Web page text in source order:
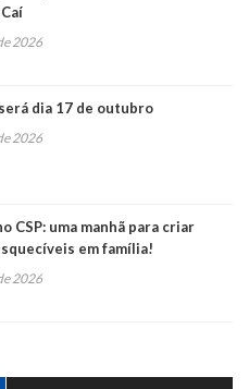
2026
dia 17 de outubro
2026
CSP: uma manhã para criar
em família!
2026